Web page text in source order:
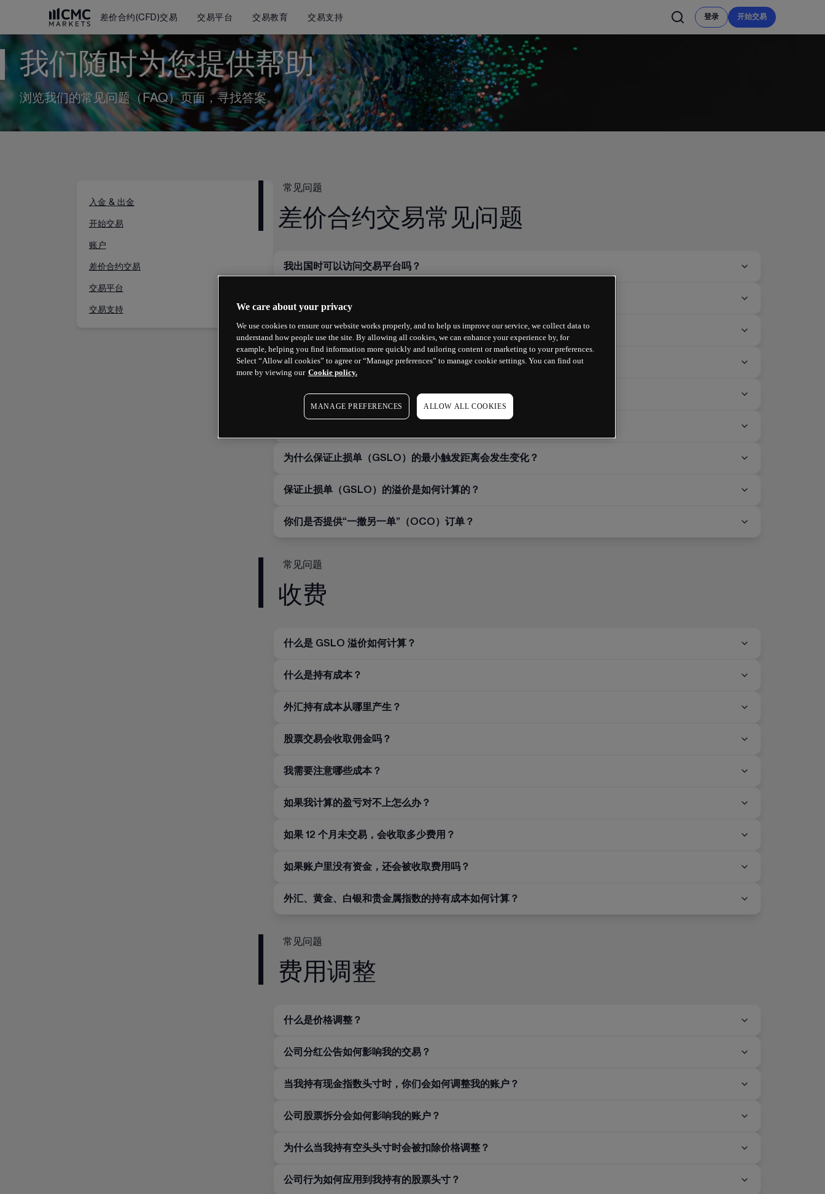
差价合约(CFD)交易 交易平台 交易教育 交易支持 登录 开始交易
我们随时为您提供帮助
浏览我们的常见问题（FAQ）页面，寻找答案。
入金 & 出金
开始交易
账户
差价合约交易
交易平台
交易支持
常见问题
差价合约交易常见问题
我出国时可以访问交易平台吗？
为什么我的止损没有执行？
如果我不使用保证止损订单，费用会退还吗？
我可以在同一产品上开设多个交易吗？
为什么保证止损单（GSLO）的最小触发距离会发生变化？
保证止损单（GSLO）的溢价是如何计算的？
你们是否提供“一撤另一单”（OCO）订单？
常见问题
收费
什么是 GSLO 溢价如何计算？
什么是持有成本？
外汇持有成本从哪里产生？
股票交易会收取佣金吗？
我需要注意哪些成本？
如果我计算的盈亏对不上怎么办？
如果 12 个月未交易，会收取多少费用？
如果账户里没有资金，还会被收取费用吗？
外汇、黄金、白银和贵金属指数的持有成本如何计算？
常见问题
费用调整
什么是价格调整？
公司分红公告如何影响我的交易？
当我持有现金指数头寸时，你们会如何调整我的账户？
公司股票拆分会如何影响我的账户？
为什么当我持有空头头寸时会被扣除价格调整？
公司行为如何应用到我持有的股票头寸？
We care about your privacy
We use cookies to ensure our website works properly, and to help us improve our service, we collect data to
understand how people use the site. By allowing all cookies, we can enhance your experience by, for
example, helping you find information more quickly and tailoring content or marketing to your preferences.
Select “Allow all cookies” to agree or “Manage preferences” to manage cookie settings. You can find out
more by viewing our Cookie policy.
MANAGE PREFERENCES ALLOW ALL COOKIES